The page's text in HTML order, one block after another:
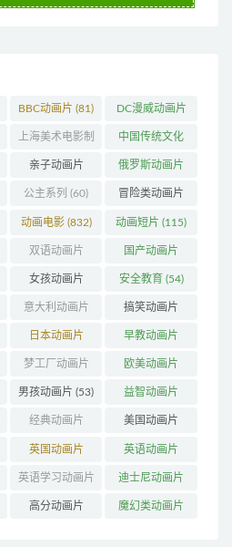
BBC动画片 (81) DC漫威动画片
(103)
上海美术电影制
片厂(126)
中国传统文化
(63)
亲子动画片
(396)
俄罗斯动画片
(56)
公主系列 (60) 冒险类动画片
(1271)
动画电影(832) 动画短片 (115)
双语动画片
(220)
国产动画片
(1382)
女孩动画片
(162)
安全教育 (54)
意大利动画片
(50)
搞笑动画片
(802)
日本动画片
(319)
早教动画片
(405)
梦工厂动画片
(155)
欧美动画片
(996)
男孩动画片 (53) 益智动画片
(1549)
经典动画片
(707)
美国动画片
(843)
英国动画片
(199)
英语动画片
(212)
英语学习动画片
(85)
迪士尼动画片
(316)
高分动画片 魔幻类动画片